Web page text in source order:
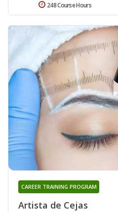
248 Course Hours
Artista de Cejas
CAREER TRAINING PROGRAM